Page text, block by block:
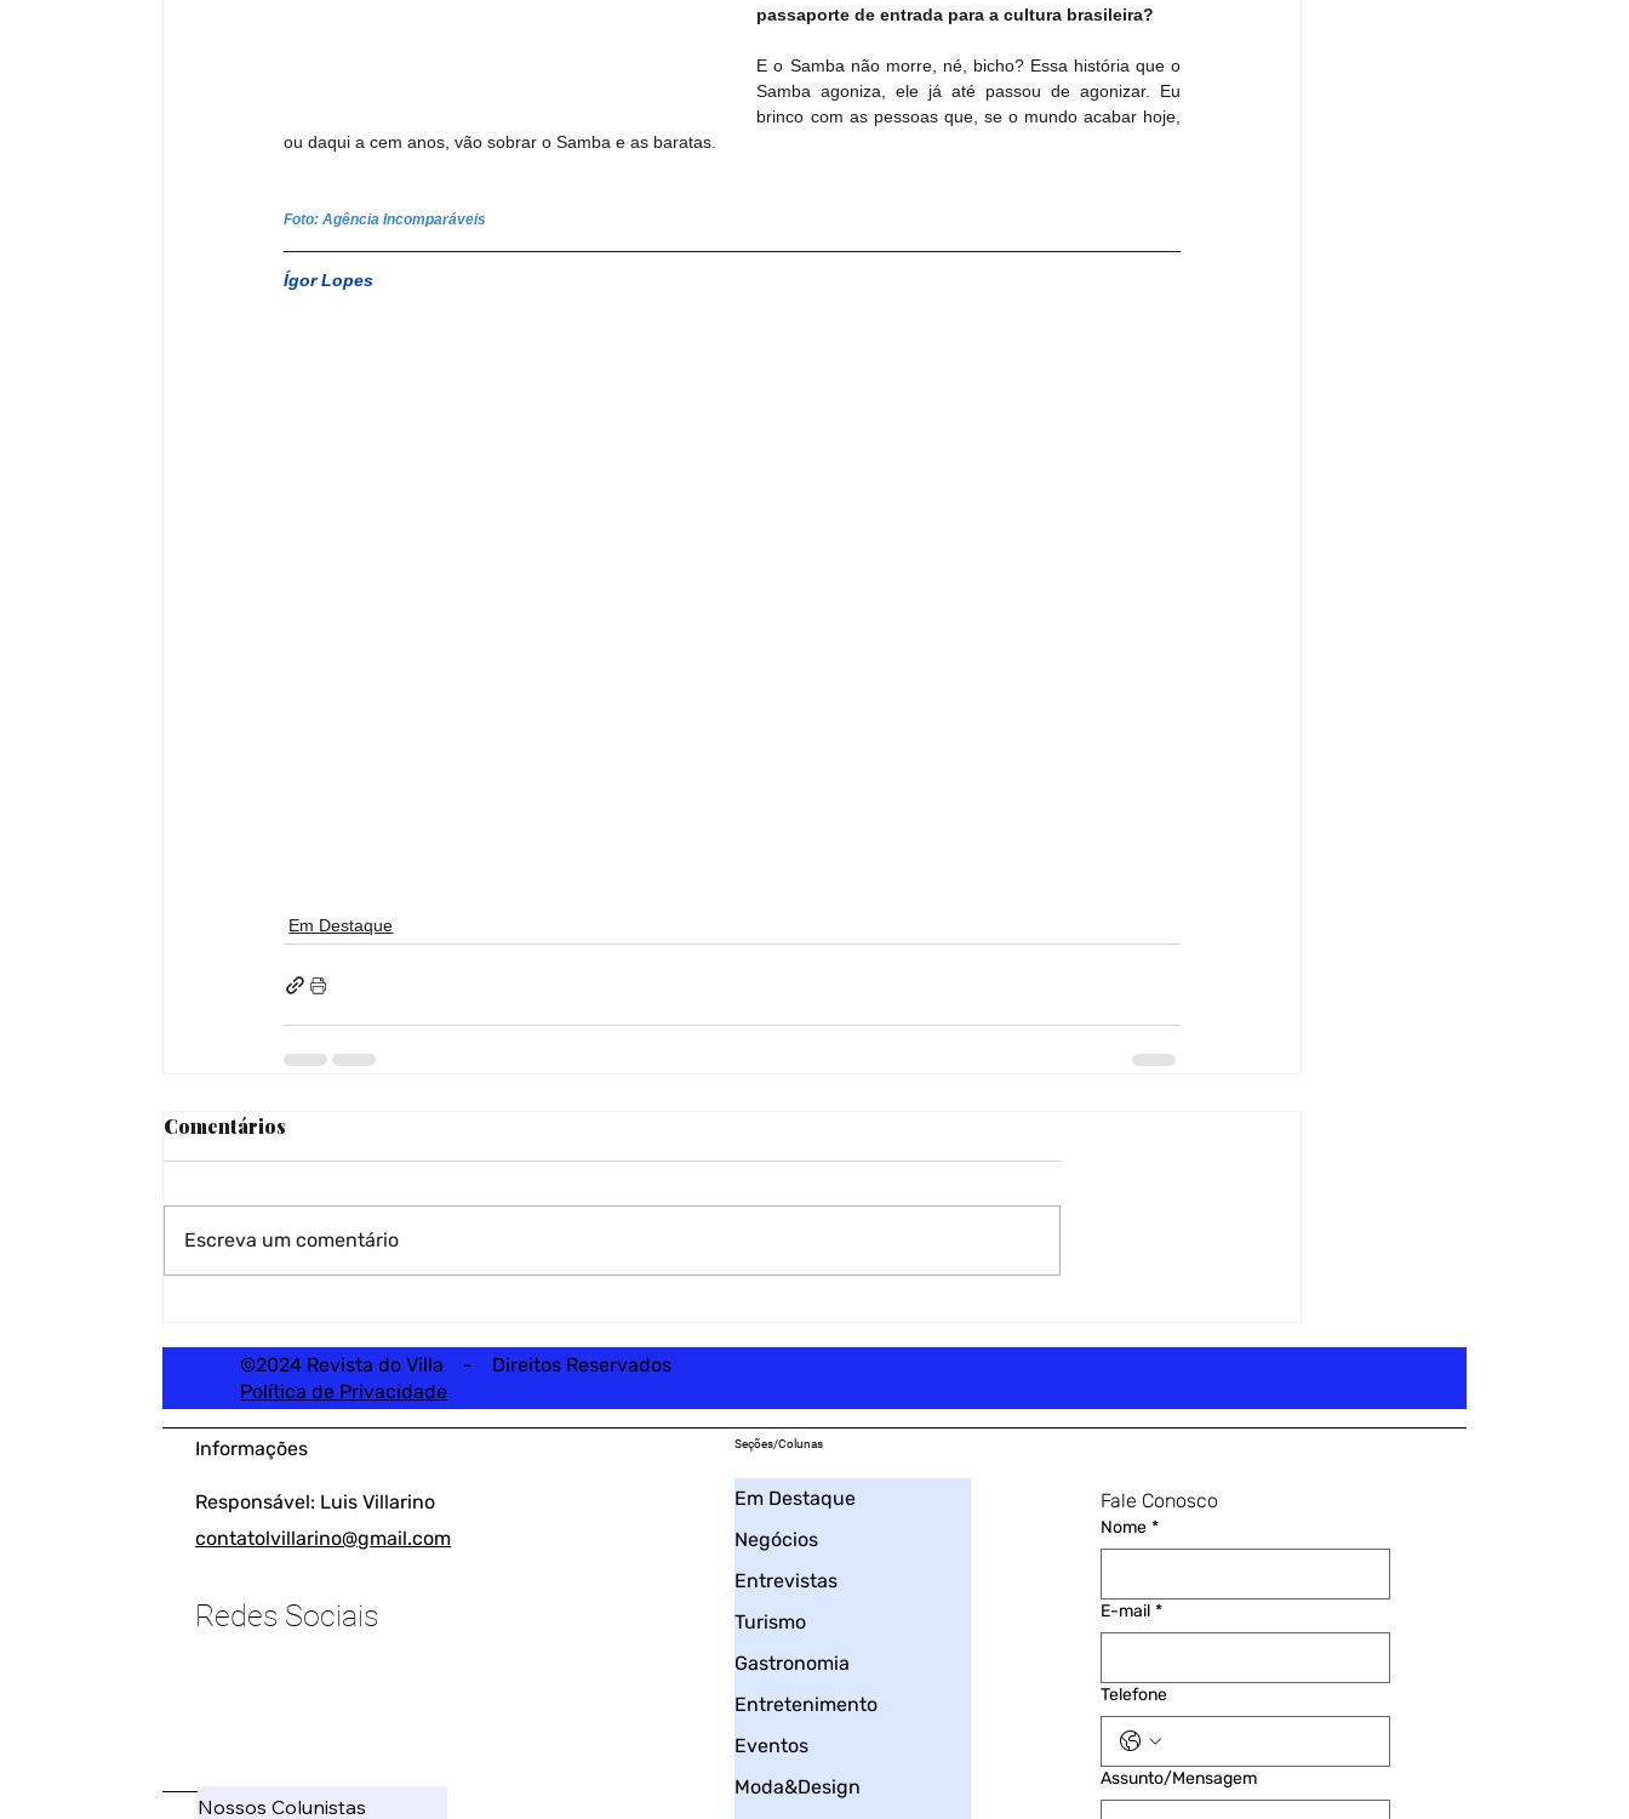
passaporte de entrada para a cultura brasileira?
E o Samba não morre, né, bicho? Essa história que o
Samba agoniza, ele já até passou de agonizar. Eu
brinco com as pessoas que, se o mundo acabar hoje,
ou daqui a cem anos, vão sobrar o Samba e as baratas.
Foto: Agência Incomparáveis
Ígor Lopes
Em Destaque
Comentários
Escreva um comentário
©2024 Revista do Villa - Direitos Reservados
Política de Privacidade
Fale Conosco
Nome *
E-mail *
Telefone
Assunto/Mensagem
Informações
Responsável: Luis Villarino
contatolvillarino@gmail.com
Redes Sociais
Nossos Colunistas
Seções/Colunas
Em Destaque
Negócios
Entrevistas
Turismo
Gastronomia
Entretenimento
Eventos
Moda&Design